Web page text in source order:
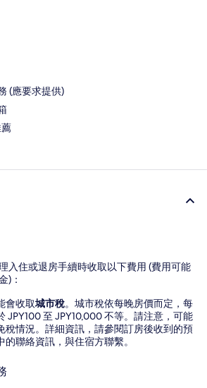
(應要求提供)
入住或退房手續時收取以下費用 (費用可能
)：
會收取城市稅。城市稅依每晚房價而定，每
JPY100 至 JPY10,000 不等。請注意，可能
稅情況。詳細資訊，請參閱訂房後收到的預
的聯絡資訊，與住宿方聯繫。